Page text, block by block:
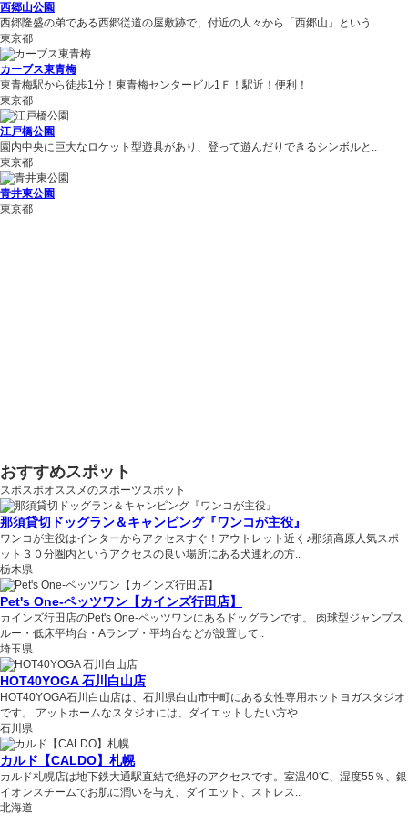
西郷山公園
西郷隆盛の弟である西郷従道の屋敷跡で、付近の人々から「西郷山」という..
東京都
カーブス東青梅
東青梅駅から徒歩1分！東青梅センタービル1Ｆ！駅近！便利！
東京都
江戸橋公園
園内中央に巨大なロケット型遊具があり、登って遊んだりできるシンボルと..
東京都
青井東公園
東京都
おすすめスポット
スポスポオススメのスポーツスポット
那須貸切ドッグラン＆キャンピング『ワンコが主役』
ワンコが主役はインターからアクセスすぐ！アウトレット近く♪那須高原人気スポ
ット３０分圏内というアクセスの良い場所にある犬連れの方..
栃木県
Pet's One-ペッツワン【カインズ行田店】
カインズ行田店のPet's One-ペッツワンにあるドッグランです。 肉球型ジャンプス
ルー・低床平均台・Aランプ・平均台などが設置して..
埼玉県
HOT40YOGA 石川白山店
HOT40YOGA石川白山店は、石川県白山市中町にある女性専用ホットヨガスタジオ
です。 アットホームなスタジオには、ダイエットしたい方や..
石川県
カルド【CALDO】札幌
カルド札幌店は地下鉄大通駅直結で絶好のアクセスです。室温40℃、湿度55％、銀
イオンスチームでお肌に潤いを与え、ダイエット、ストレス..
北海道